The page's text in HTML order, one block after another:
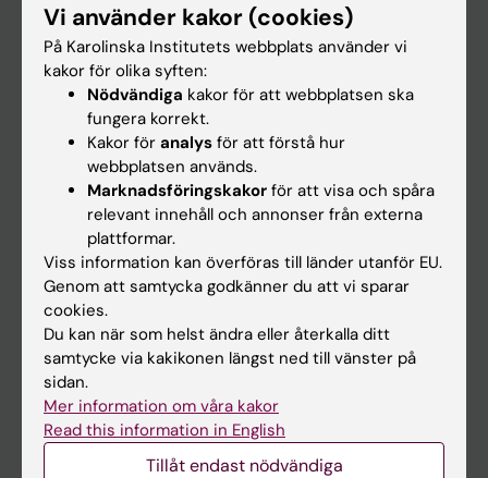
På gång
Nyheter
Kalender
Schema
Studentmejlen
Kurs- och programwebbar
Student på KI
Vi använder kakor (cookies)
På Karolinska Institutets webbplats använder vi
kakor för olika syften:
Nödvändiga kakor för att webbplatsen ska
fungera korrekt.
Kakor för analys för att förstå hur
webbplatsen används.
Marknadsföringskakor för att visa och spåra
relevant innehåll och annonser från externa
plattformar.
Viss information kan överföras till länder utanför EU.
Genom att samtycka godkänner du att vi sparar
cookies.
Du kan när som helst ändra eller återkalla ditt
samtycke via kakikonen längst ned till vänster på
sidan.
Mer information om våra kakor
Read this information in English
Tillåt endast nödvändiga